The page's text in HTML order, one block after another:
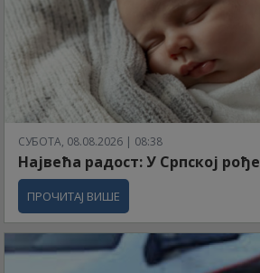
СУБОТА, 08.08.2026 | 08:38
Највећа радост: У Српској
ПРОЧИТАЈ ВИШЕ